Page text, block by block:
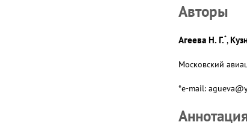
Авторы
Агеева Н. Г.*,
Московский
*e-mail: